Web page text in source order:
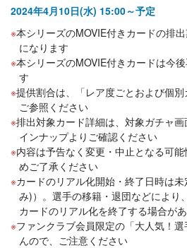
2024年4月10日(水) 15:00～予定
本シリーズのMOVIE付きカードの排
になります
本シリーズのMOVIE付きカードは今
す
提供割合は、「レア度ごとおよび個
ご参照ください
排出対象カード詳細は、対象ガチャ
インナップよりご確認ください
内容は予告なく変更・中止となる可
めご了承ください
カードのリアル化開始・終了日時は
み)）。選手の移籍・退団などにより
カードのリアル化を終了する場合が
ファンクラブ会員限定の「大人気！
んので、ご注意ください